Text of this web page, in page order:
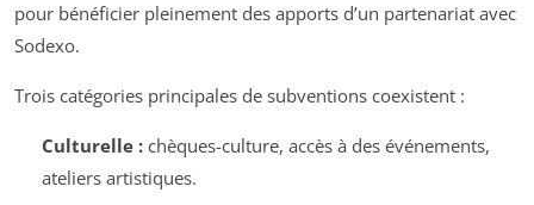
pour bénéficier pleinement des apports d’un partenariat avec
Sodexo.
Trois catégories principales de subventions coexistent :
Culturelle :chèques-culture, accès à des événements,
ateliers artistiques.